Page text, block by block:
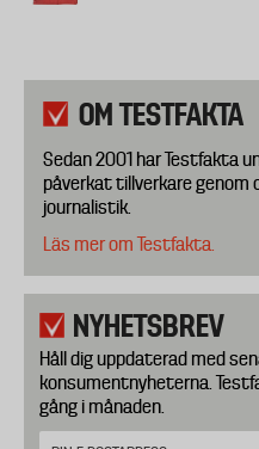
OM TESTFAKTA
Sedan 2001 har Testfakta
påverkat tillverkare genom
journalistik.
Läs mer om Testfakta.
NYHETSBREV
Håll dig uppdaterad med
konsumentnyheterna.
gång i månaden.